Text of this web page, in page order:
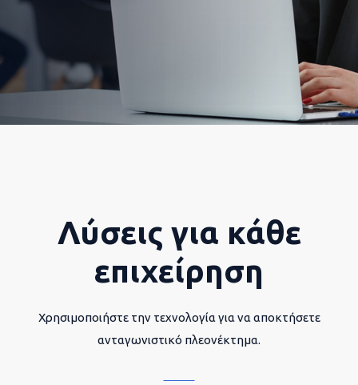
Λύσεις για κάθε
επιχείρηση
Χρησιμοποιήστε την τεχνολογία για να αποκτήσετε
ανταγωνιστικό πλεονέκτημα.